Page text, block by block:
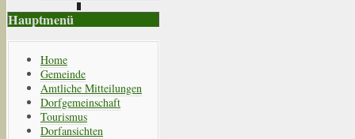
Hauptmenü
Home
Gemeinde
Amtliche Mitteilungen
Dorfgemeinschaft
Tourismus
Dorfansichten